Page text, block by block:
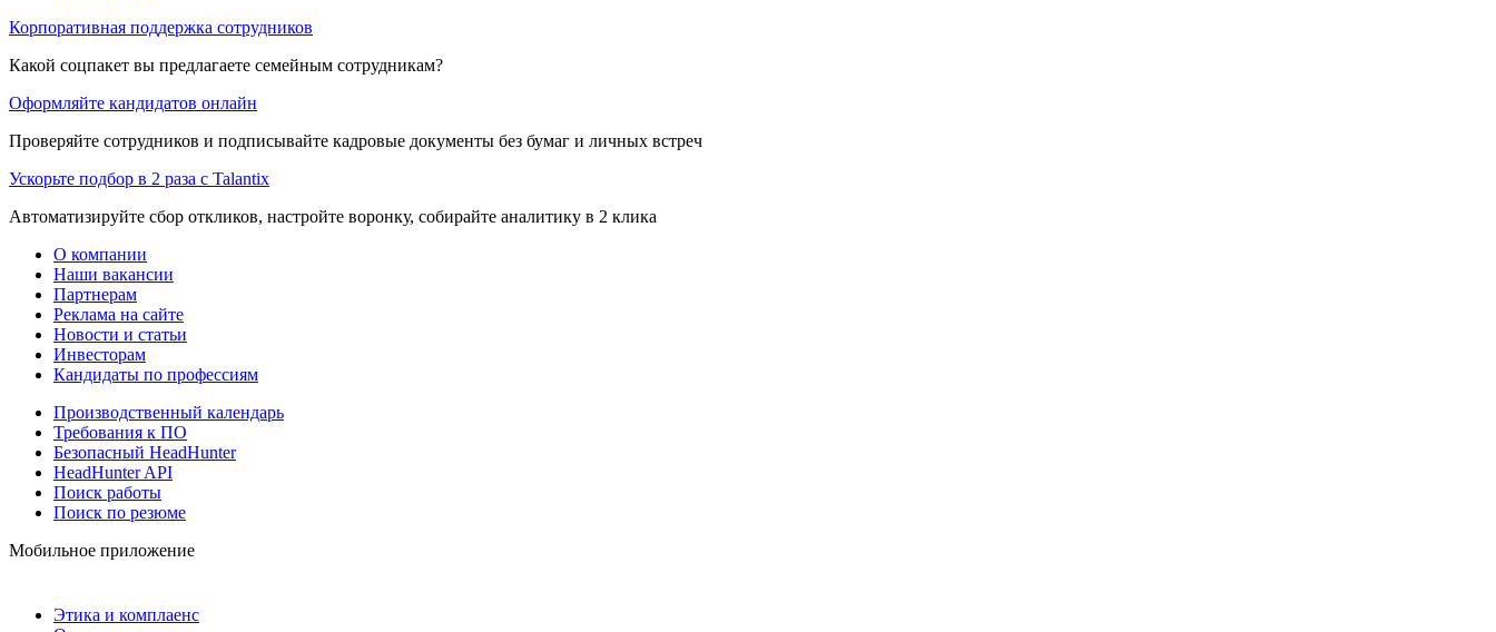
Корпоративная поддержка сотрудников
Какой соцпакет вы предлагаете семейным сотрудникам?
Оформляйте кандидатов онлайн
Проверяйте сотрудников и подписывайте кадровые документы без бумаг и личных встреч
Ускорьте подбор в 2 раза с Talantix
Автоматизируйте сбор откликов, настройте воронку, собирайте аналитику в 2 клика
О компании
Наши вакансии
Партнерам
Реклама на сайте
Новости и статьи
Инвесторам
Кандидаты по профессиям
Производственный календарь
Требования к ПО
Безопасный HeadHunter
HeadHunter API
Поиск работы
Поиск по резюме
Мобильное приложение
Этика и комплаенс